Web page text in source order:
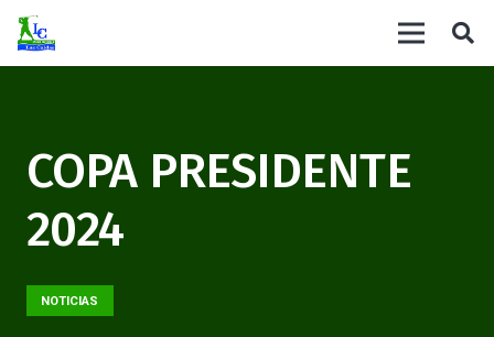
COPA PRESIDENTE
2024
NOTICIAS